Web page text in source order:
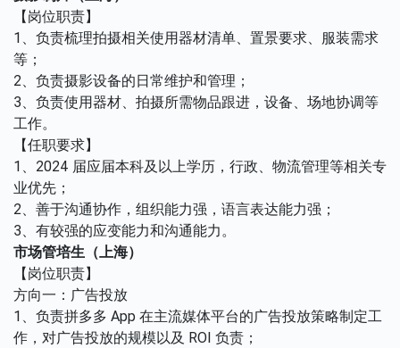
【岗位职责】
1、负责梳理拍摄相关使用器材清单、置景要求、服装需求
等；
2、负责摄影设备的日常维护和管理；
3、负责使用器材、拍摄所需物品跟进，设备、场地协调等
工作。
【任职要求】
1、2024 届应届本科及以上学历，行政、物流管理等相关专
业优先；
2、善于沟通协作，组织能力强，语言表达能力强；
3、有较强的应变能力和沟通能力。
市场管培生（上海）
【岗位职责】
方向一：广告投放
1、负责拼多多 App 在主流媒体平台的广告投放策略制定工
作，对广告投放的规模以及 ROI 负责；